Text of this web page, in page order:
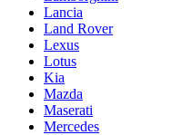
Lancia
Land Rover
Lexus
Lotus
Kia
Mazda
Maserati
Mercedes